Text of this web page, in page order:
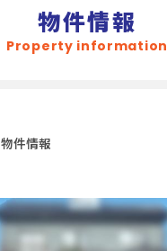
物件情報
Property information
物件情報